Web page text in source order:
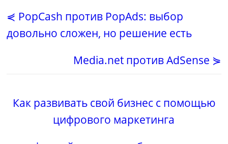
⋞ PopCash против PopAds: выбор
довольно сложен, но решение есть
Media.net против AdSense ⋟
Как развивать свой бизнес с помощью
цифрового маркетинга